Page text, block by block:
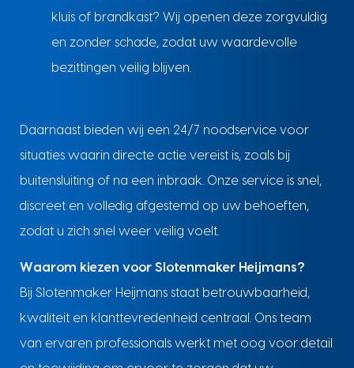
kluis of brandkast? Wij openen deze zorgvuldig
en zonder schade, zodat uw waardevolle
bezittingen veilig blijven.
Daarnaast bieden wij een 24/7 noodservice voor
situaties waarin directe actie vereist is, zoals bij
buitensluiting of na een inbraak. Onze service is snel,
discreet en volledig afgestemd op uw behoeften,
zodat u zich snel weer veilig voelt.
Waarom kiezen voor Slotenmaker Heijmans?
Bij Slotenmaker Heijmans staat betrouwbaarheid,
kwaliteit en klanttevredenheid centraal. Ons team
van ervaren professionals werkt met oog voor detail